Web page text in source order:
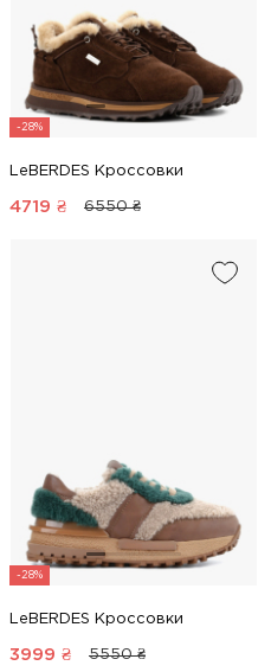
-28%
LeBERDES Кроссовки
4719 ₴ 6550 ₴
-28%
LeBERDES Кроссовки
3999 ₴ 5550 ₴